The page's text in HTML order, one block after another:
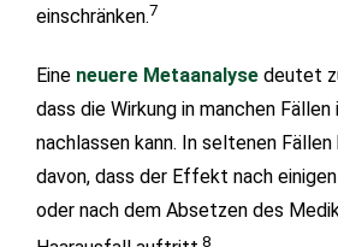
einschränken.7
Eine neuere Metaanalyse deutet
dass die Wirkung in manchen
nachlassen kann. In seltenen
davon, dass der Effekt nach
oder nach dem Absetzen des
8